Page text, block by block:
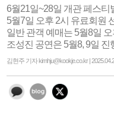
6월21일~28일 개관 페스티
5월7일 오후 2시 유료회원
일반 관객 예매는 5월8일 오
조성진 공연은 5월8, 9일 진
김현주 기자 kimhju@kookje.co.kr |